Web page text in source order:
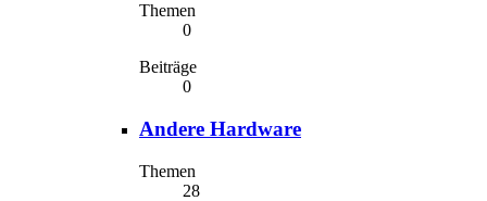
Themen
0
Beiträge
0
Andere Hardware
Themen
28